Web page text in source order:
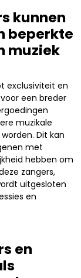
kunnen
beperkte
muziek
exclusiviteit en
een breder
muzikale
Dit kan
met
hebben om
zangers,
uitgesloten
en
en